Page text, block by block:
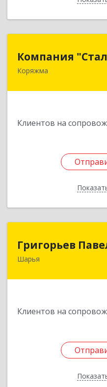
Компания
Коряжма
Клиентов на
Григорьев
Шарья
Клиентов на
157505,